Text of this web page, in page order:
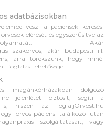
adatbázisokban
veszi a páciensek keresési
elérését és egyszerűsítve az
Akár
szakorvos, akár budapesti ill.
arra törekszünk, hogy minél
foglalási lehetőséget.
dolgozó
jelenlétet biztosít, segíti a
is, hiszen az FoglaljOrvost.hu
orvos-páciens találkozó után
szolgáltatásait, vagy